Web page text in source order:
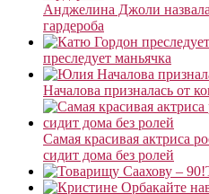
Анджелина Джоли
гардероба
преследует маньячка
Началова призналась от
Самая красивая актриса
сидит дома без ролей